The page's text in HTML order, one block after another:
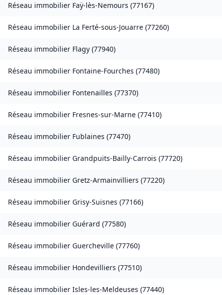
Réseau immobilier Faÿ-lès-Nemours (77167)
Réseau immobilier La Ferté-sous-Jouarre (77260)
Réseau immobilier Flagy (77940)
Réseau immobilier Fontaine-Fourches (77480)
Réseau immobilier Fontenailles (77370)
Réseau immobilier Fresnes-sur-Marne (77410)
Réseau immobilier Fublaines (77470)
Réseau immobilier Grandpuits-Bailly-Carrois (77720)
Réseau immobilier Gretz-Armainvilliers (77220)
Réseau immobilier Grisy-Suisnes (77166)
Réseau immobilier Guérard (77580)
Réseau immobilier Guercheville (77760)
Réseau immobilier Hondevilliers (77510)
Réseau immobilier Isles-les-Meldeuses (77440)